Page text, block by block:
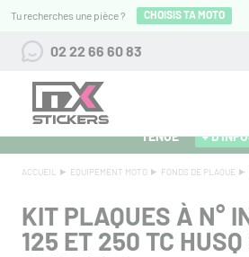
Tu recherches une pièce ? CHOISIS TA MOTO
02 22 66 60 83
ALPINESTARS 27 : FLOCAGE OFFERT
TENUE
+
ACCUEIL EQUIPEMENT MOTO FONDS DE PLAQUE
KIT PLAQUES À N°
125 ET 250 TC